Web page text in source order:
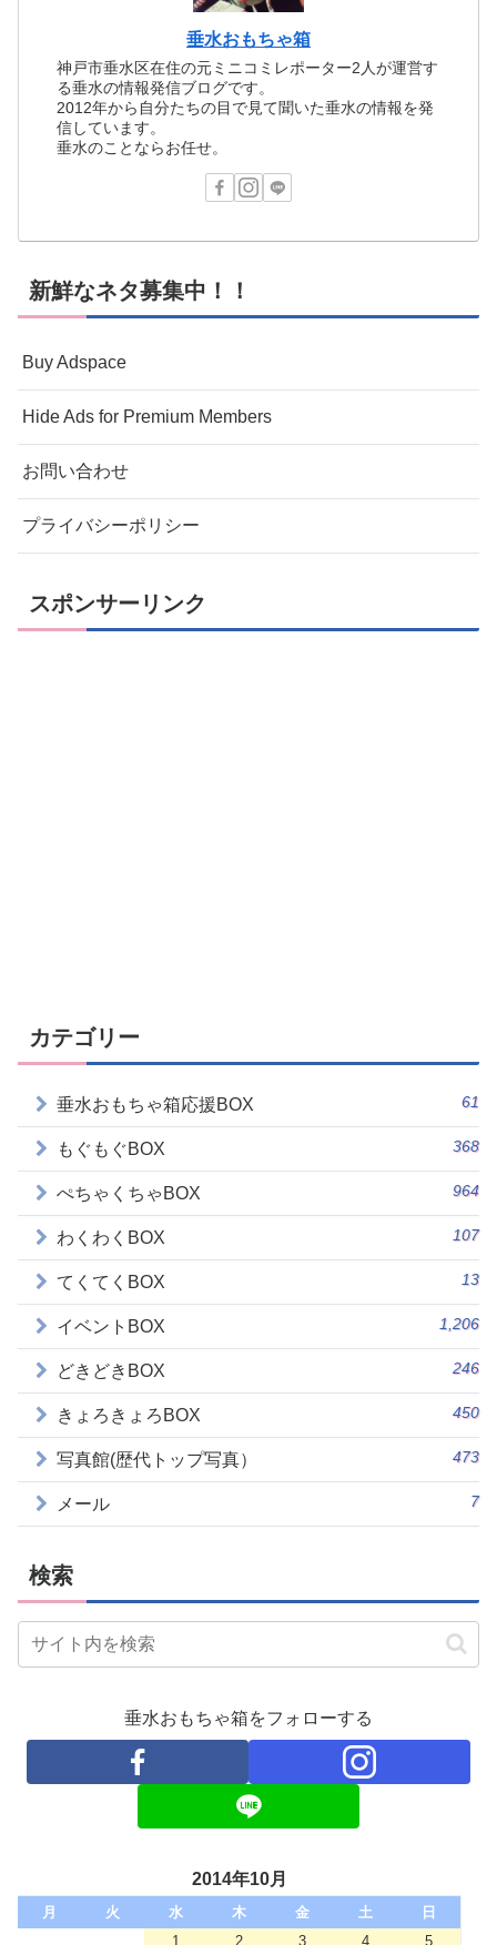
垂水おもちゃ箱
神戸市垂水区在住の元ミニコミレポーター2人が運営す
る垂水の情報発信ブログです。
2012年から自分たちの目で見て聞いた垂水の情報を発
信しています。
垂水のことならお任せ。
新鮮なネタ募集中！！
Buy Adspace
Hide Ads for Premium Members
お問い合わせ
プライバシーポリシー
スポンサーリンク
カテゴリー
垂水おもちゃ箱応援BOX 61
もぐもぐBOX 368
ぺちゃくちゃBOX 964
わくわくBOX 107
てくてくBOX 13
イベントBOX 1,206
どきどきBOX 246
きょろきょろBOX 450
写真館(歴代トップ写真） 473
メール 7
検索
垂水おもちゃ箱をフォローする
2014年10月
月 火 水 木 金 土
日
1
2 3 4
5